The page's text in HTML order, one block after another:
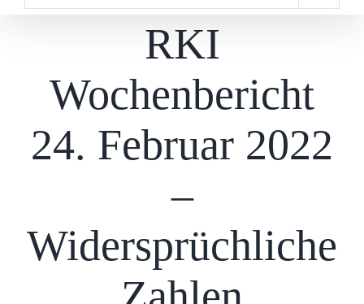
RKI
Wochenbericht
24. Februar 2022
–
Widersprüchliche